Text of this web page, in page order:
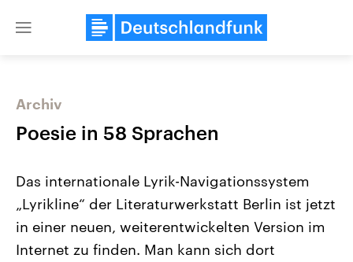
Close
Archiv
Poesie in 58 Sprachen
Das internationale Lyrik-Navigationssystem
„Lyrikline“ der Literaturwerkstatt Berlin ist jetzt
in einer neuen, weiterentwickelten Version im
Internet zu finden. Man kann sich dort